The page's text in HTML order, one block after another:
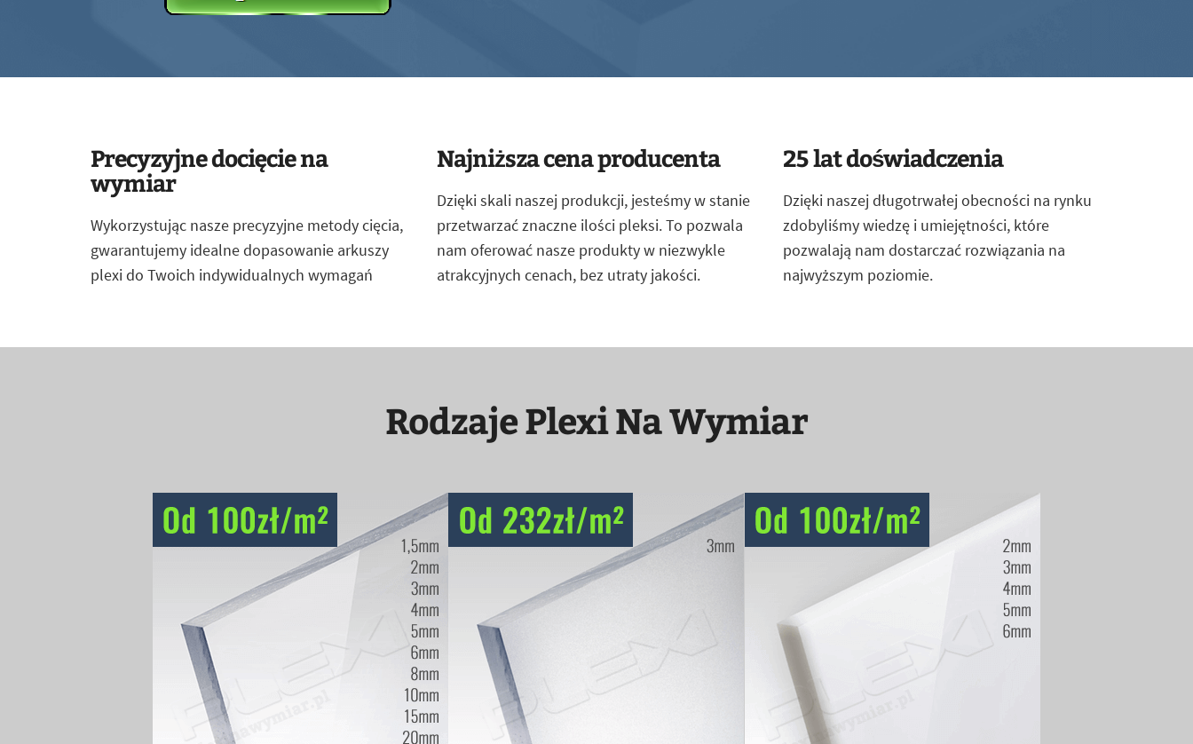
Precyzyjne docięcie na
wymiar
Wykorzystując nasze precyzyjne metody cięcia,
gwarantujemy idealne dopasowanie arkuszy
plexi do Twoich indywidualnych wymagań
Najniższa cena producenta
Dzięki skali naszej produkcji, jesteśmy w stanie
przetwarzać znaczne ilości pleksi. To pozwala
nam oferować nasze produkty w niezwykle
atrakcyjnych cenach, bez utraty jakości.
25 lat doświadczenia
Dzięki naszej długotrwałej obecności na rynku
zdobyliśmy wiedzę i umiejętności, które
pozwalają nam dostarczać rozwiązania na
najwyższym poziomie.
Rodzaje Plexi Na Wymiar